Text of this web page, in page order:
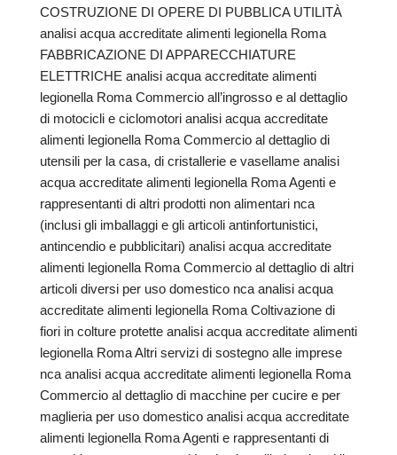
COSTRUZIONE DI OPERE DI PUBBLICA UTILITÀ
analisi acqua accreditate alimenti legionella Roma
FABBRICAZIONE DI APPARECCHIATURE
ELETTRICHE analisi acqua accreditate alimenti
legionella Roma Commercio all’ingrosso e al dettaglio
di motocicli e ciclomotori analisi acqua accreditate
alimenti legionella Roma Commercio al dettaglio di
utensili per la casa, di cristallerie e vasellame analisi
acqua accreditate alimenti legionella Roma Agenti e
rappresentanti di altri prodotti non alimentari nca
(inclusi gli imballaggi e gli articoli antinfortunistici,
antincendio e pubblicitari) analisi acqua accreditate
alimenti legionella Roma Commercio al dettaglio di altri
articoli diversi per uso domestico nca analisi acqua
accreditate alimenti legionella Roma Coltivazione di
fiori in colture protette analisi acqua accreditate alimenti
legionella Roma Altri servizi di sostegno alle imprese
nca analisi acqua accreditate alimenti legionella Roma
Commercio al dettaglio di macchine per cucire e per
maglieria per uso domestico analisi acqua accreditate
alimenti legionella Roma Agenti e rappresentanti di